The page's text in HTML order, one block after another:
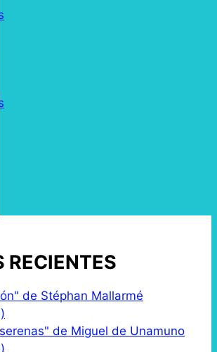
RECIENTES
de Stéphan Mallarmé
de Miguel de Unamuno